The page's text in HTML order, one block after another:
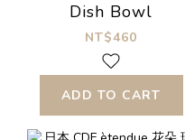
Dish Bowl
NT$460
ADD TO CART